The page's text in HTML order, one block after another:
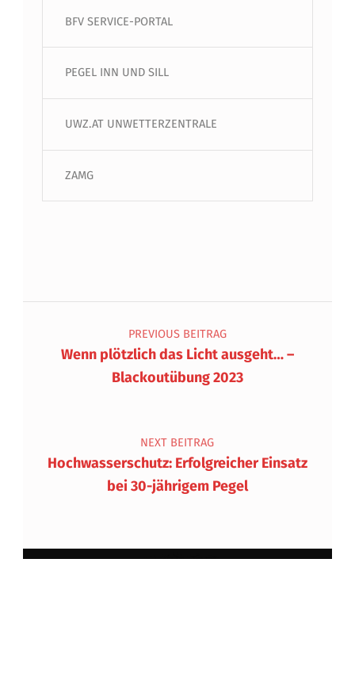
BFV SERVICE-PORTAL
PEGEL INN UND SILL
UWZ.AT UNWETTERZENTRALE
ZAMG
Beitragsnavigation
PREVIOUS BEITRAG
Wenn plötzlich das Licht ausgeht… –
Blackoutübung 2023
NEXT BEITRAG
Hochwasserschutz: Erfolgreicher Einsatz
bei 30-jährigem Pegel